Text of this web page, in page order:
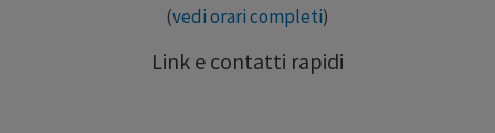
(vedi orari completi)
Link e contatti rapidi